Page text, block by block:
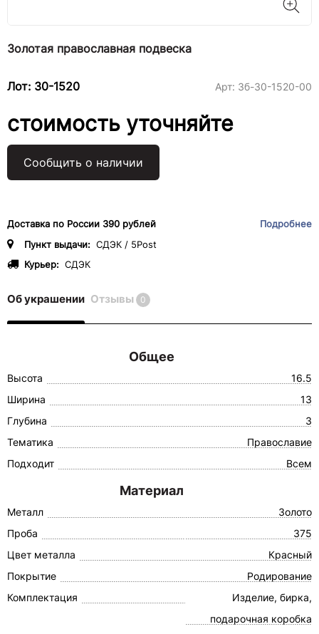
Золотая православная подвеска
Лот: 30-1520 Арт: 3б-30-1520-00
стоимость уточняйте
Сообщить о наличии
Доставка по России 390 рублей
Подробнее
Пункт выдачи: СДЭК / 5Post
Курьер: СДЭК
Об украшении Отзывы 0
Общее
Высота
16.5
Ширина
13
Глубина
3
Тематика
Православие
Подходит
Всем
Материал
Металл
Золото
Проба
375
Цвет металла
Красный
Покрытие
Родирование
Комплектация
Изделие, бирка,
подарочная коробка